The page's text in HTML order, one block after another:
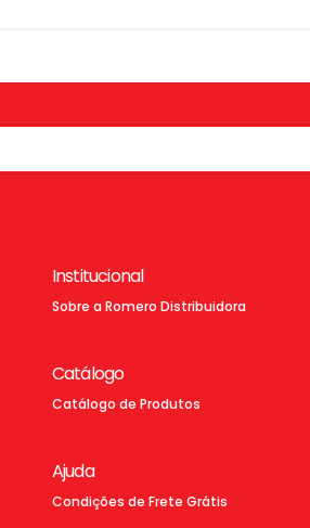
Institucional
Sobre a Romero Distribuidora
Catálogo
Catálogo de Produtos
Ajuda
Condições de Frete Grátis